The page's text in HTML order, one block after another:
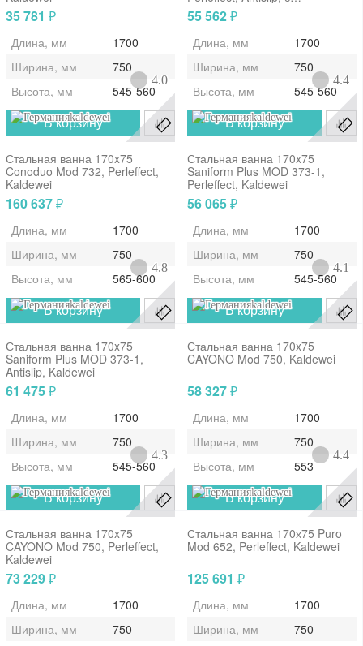
35 781 ₽
Длина, мм
1700
Ширина, мм
750
Высота, мм
545-560
В корзину
отверстием...
55 562₽
Длина, мм
1700
Ширина, мм
750
Высота, мм
545-560
В корзину
kaldewei
4.0
Стальная ванна 170x75
Conoduo Mod 732, Perleffect,
Kaldewei
160 637₽
Длина, мм
1700
Ширина, мм
750
Высота, мм
565-600
В корзину
kaldewei
4.4
Стальная ванна 170x75
Saniform Plus MOD 373-1,
Perleffect, Kaldewei
56 065₽
Длина, мм
1700
Ширина, мм
750
Высота, мм
545-560
В корзину
kaldewei
4.8
Стальная ванна 170x75
Saniform Plus MOD 373-1,
Antislip, Kaldewei
61 475₽
Длина, мм
1700
Ширина, мм
750
Высота, мм
545-560
В корзину
kaldewei
4.1
Стальная ванна 170x75
CAYONO Mod 750, Kaldewei
58 327₽
Длина, мм
1700
Ширина, мм
750
Высота, мм
553
В корзину
kaldewei
4.3
Стальная ванна 170x75
CAYONO Mod 750, Perleffect,
Kaldewei
73 229₽
Длина, мм
1700
Ширина, мм
750
kaldewei
4.4
Стальная ванна 170х75 Puro
Mod 652, Perleffect, Kaldewei
125 691 ₽
Длина, мм
1700
Ширина, мм
750